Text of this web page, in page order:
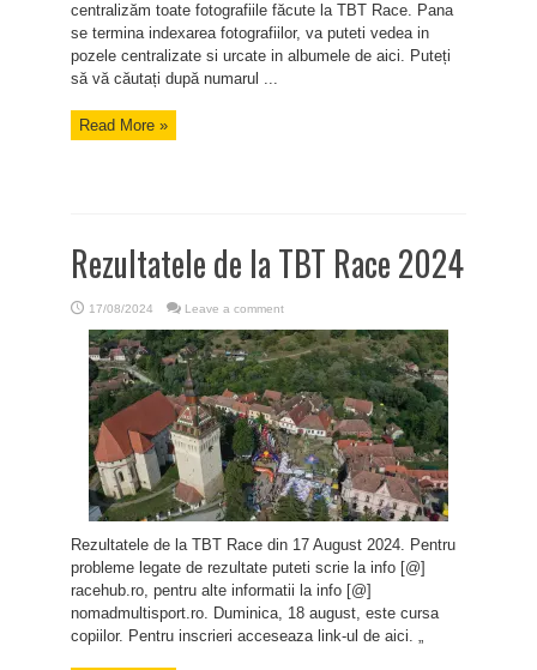
centralizăm toate fotografiile făcute la TBT Race. Pana
se termina indexarea fotografiilor, va puteti vedea in
pozele centralizate si urcate in albumele de aici. Puteți
să vă căutați după numarul ...
Read More »
Rezultatele de la TBT Race 2024
17/08/2024 Leave a comment
Rezultatele de la TBT Race din 17 August 2024. Pentru
probleme legate de rezultate puteti scrie la info [@]
racehub.ro, pentru alte informatii la info [@]
nomadmultisport.ro. Duminica, 18 august, este cursa
copiilor. Pentru inscrieri acceseaza link-ul de aici. „